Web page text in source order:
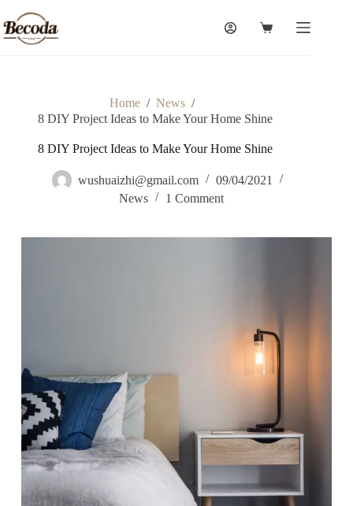
to
content
Shopping
Home / News /
8 DIY Project Ideas to Make Your Home Shine
8 DIY Project Ideas to Make Your Home Shine
wushuaizhi@gmail.com
09/04/2021
News
1 Comment